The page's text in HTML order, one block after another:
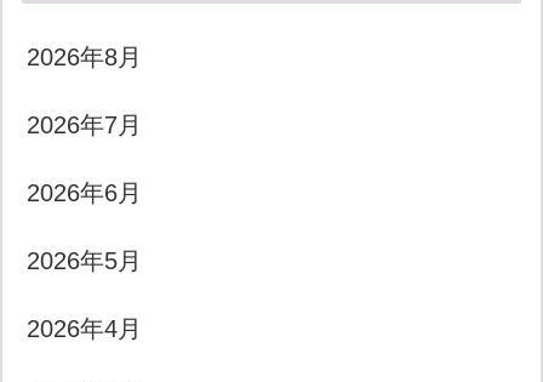
2026年8月
2026年7月
2026年6月
2026年5月
2026年4月